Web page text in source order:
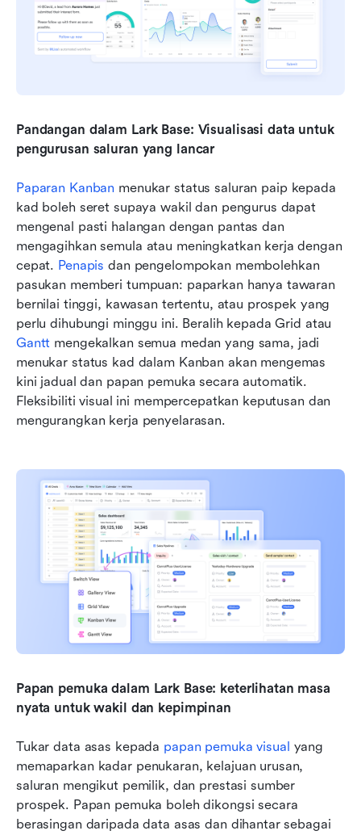
Pandangan dalam Lark Base: Visualisasi data untuk
pengurusan saluran yang lancar
Paparan Kanban menukar status saluran paip kepada
kad boleh seret supaya wakil dan pengurus dapat
mengenal pasti halangan dengan pantas dan
mengagihkan semula atau meningkatkan kerja dengan
cepat. Penapis dan pengelompokan membolehkan
pasukan memberi tumpuan: paparkan hanya tawaran
bernilai tinggi, kawasan tertentu, atau prospek yang
Gantt mengekalkan semua medan yang sama, jadi
menukar status kad dalam Kanban akan mengemas
kini jadual dan papan pemuka secara automatik.
Fleksibiliti visual ini mempercepatkan keputusan dan
mengurangkan kerja penyelarasan.
Papan pemuka dalam Lark Base: keterlihatan masa
nyata untuk wakil dan kepimpinan
Tukar data asas kepada papan pemuka visual yang
memaparkan kadar penukaran, kelajuan urusan,
saluran mengikut pemilik, dan prestasi sumber
prospek. Papan pemuka boleh dikongsi secara
berasingan daripada data asas dan dihantar sebagai